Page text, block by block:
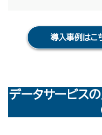
導入事例はこ
データサービス